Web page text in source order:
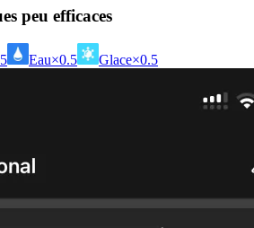
peu efficaces
Eau×0.5 Glace×0.5